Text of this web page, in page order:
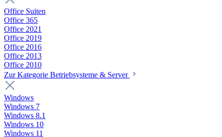
Office Suiten
Office 365
Office 2021
Office 2019
Office 2016
Office 2013
Office 2010
Zur Kategorie Betriebsysteme & Server
Windows
Windows 7
Windows 8.1
Windows 10
Windows 11